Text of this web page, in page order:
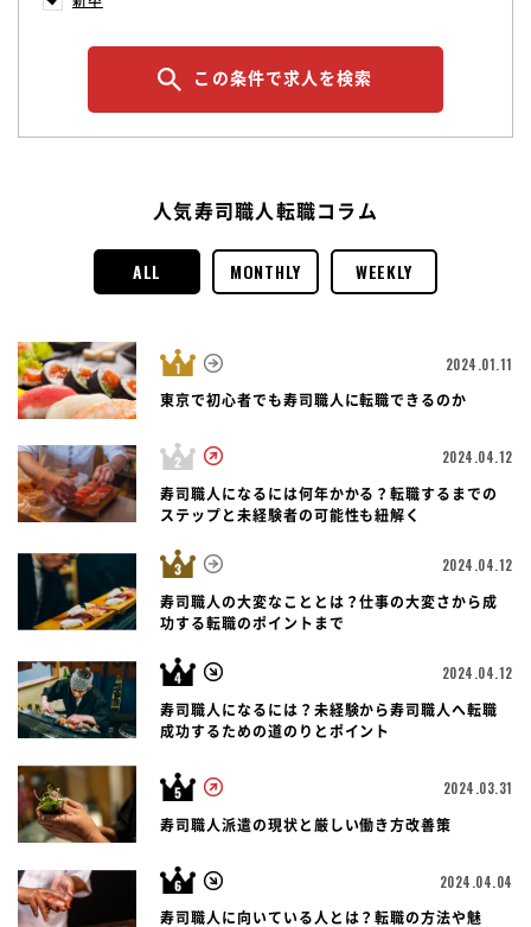
この条件で求人を検索
人気寿司職人転職コラム
ALL MONTHLY WEEKLY
2024.01.11
東京で初心者でも寿司職人に転職できるのか
2024.04.12
寿司職人になるには何年かかる？転職するまでの
ステップと未経験者の可能性も紐解く
2024.04.12
寿司職人の大変なこととは？仕事の大変さから成
功する転職のポイントまで
2024.04.12
寿司職人になるには？未経験から寿司職人へ転職
成功するための道のりとポイント
2024.03.31
寿司職人派遣の現状と厳しい働き方改善策
2024.04.04
寿司職人に向いている人とは？転職の方法や魅